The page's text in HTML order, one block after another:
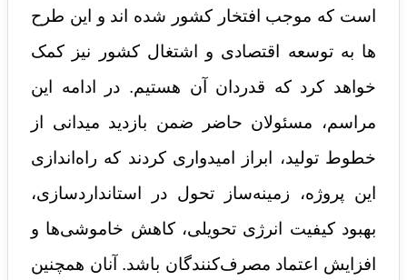
است که موجب افتخار کشور شده اند و این طرح
ها به توسعه اقتصادی و اشتغال کشور نیز کمک
خواهد کرد که قدردان آن هستیم. در ادامه این
مراسم، مسئولان حاضر ضمن بازدید میدانی از
خطوط تولید، ابراز امیدواری کردند که راه‌اندازی
این پروژه، زمینه‌ساز تحول در استانداردسازی،
بهبود کیفیت انرژی تحویلی، کاهش خاموشی‌ها و
افزایش اعتماد مصرف‌کنندگان باشد. آنان همچنین